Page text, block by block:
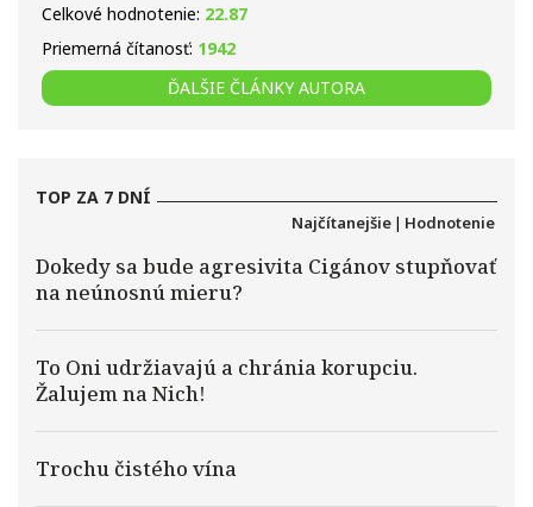
Celkové hodnotenie: 22.87
Priemerná čítanosť: 1942
ĎALŠIE ČLÁNKY AUTORA
TOP ZA 7 DNÍ
Najčítanejšie | Hodnotenie
Dokedy sa bude agresivita Cigánov stupňovať
na neúnosnú mieru?
To Oni udržiavajú a chránia korupciu.
Žalujem na Nich!
Trochu čistého vína